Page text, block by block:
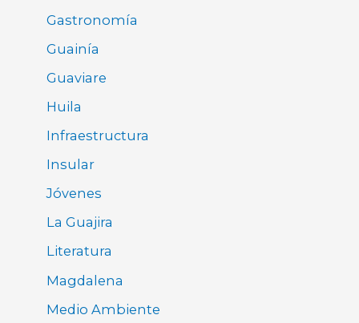
Gastronomía
Guainía
Guaviare
Huila
Infraestructura
Insular
Jóvenes
La Guajira
Literatura
Magdalena
Medio Ambiente